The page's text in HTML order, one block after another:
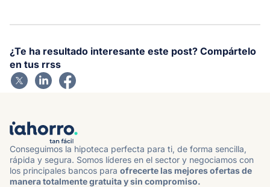
¿Te ha resultado interesante este post? Compártelo
en tus rrss
Conseguimos la hipoteca perfecta para ti, de forma sencilla,
rápida y segura. Somos líderes en el sector y negociamos con
los principales bancos para ofrecerte las mejores ofertas de
manera totalmente gratuita y sin compromiso.